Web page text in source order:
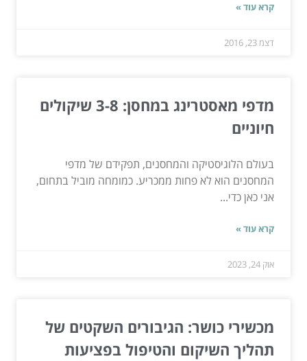
קרא עוד »
דצמ 23, 2016
מדפי מאסטרינג במחסן: 3-8 שיקולים
חיוניים
בעולם הלוגיסטיקה והמחסנים, תפקידם של מדפי
המחסנים הוא לא פחות ממכריע. כמומחה מוביל בתחום,
אני כאן כדי...
קרא עוד »
אוק 24, 2023
מכשירי כושר: הגיבורים השקטים של
תהליך השיקום והטיפול בפציעות